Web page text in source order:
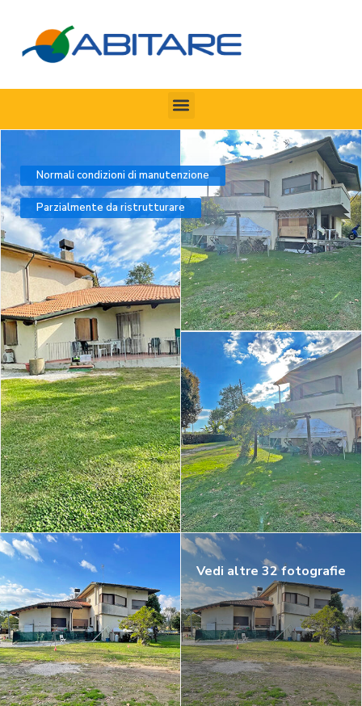
Normali condizioni di manutenzione
Parzialmente da ristrutturare
Vedi altre 32 fotografie